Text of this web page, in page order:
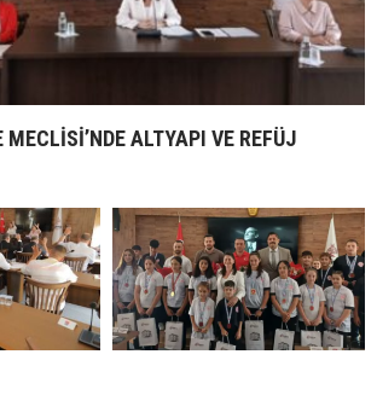
MECLİSİ’NDE ALTYAPI VE REFÜJ